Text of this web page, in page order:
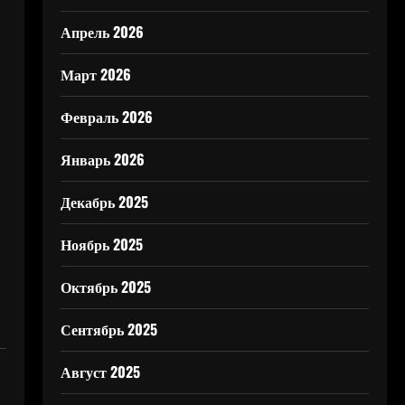
Апрель 2026
Март 2026
Февраль 2026
Январь 2026
Декабрь 2025
Ноябрь 2025
Октябрь 2025
Сентябрь 2025
Август 2025